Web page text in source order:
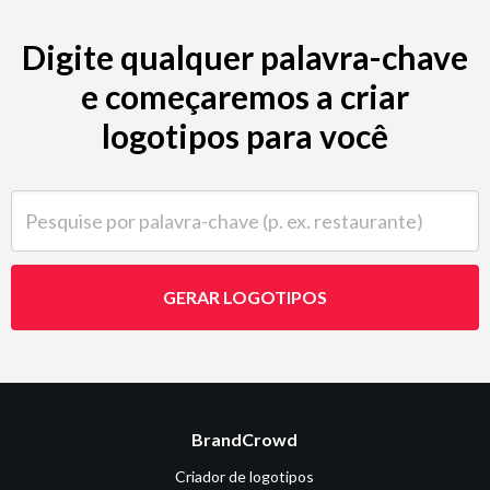
Digite qualquer palavra-chave
e começaremos a criar
logotipos para você
GERAR LOGOTIPOS
BrandCrowd
Criador de logotipos